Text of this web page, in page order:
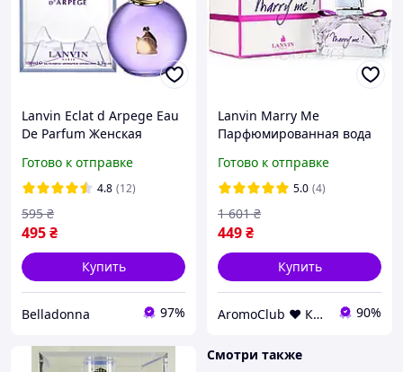
Lanvin Eclat d Arpege Eau
De Parfum Женская
100 ml Ланвин Эклат
Д'Арпеж Женские духи
Готово к отправке
4.8 (12)
495₴
595 ₴
Купить
Belladonna 97%
Lanvin Marry Me
Парфюмированная вода
Готово к отправке
5.0 (4)
449₴
1 601 ₴
Купить
AromoClub ❤ Качественная парфюмерия в Украине 90%
Смотри также